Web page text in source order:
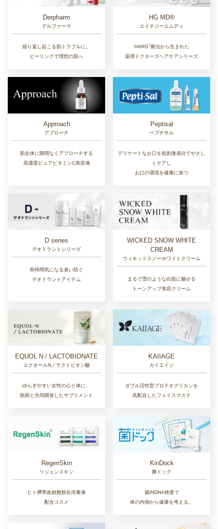
Derpharm
デルファーマ
繰り返し起こる肌トラブルに。
ピーリングで理想の肌へ
HG MD®
エイチジーエムディ
HARG®︎療法から生まれた
薬用ドクターズヘアケアシリーズ
Approach
アプローチ
肌全体に隙間なくアプローチする
高濃度ピュアビタミンC美容液
Peptisal
ペプチサル
デリケートなお口を低刺激成分でやさし
くケアし
お口の環境を健康に保つ
D series
デオドラントシリーズ
長時間気になる臭い防ぐ
デオドラントアイテム
WICKED SNOW WHITE
CREAM
ウィキッドスノーホワイトクリーム
まるで雪のような白肌に魅せる
トーンアップ美容クリーム
EQUOL N / LACTOBIONATE
エクオールN／ラクトビオン酸
ゆらぎやすい女性の心と体に、
医師と共同開発したサプリメント
KAIIAGE
カイエイジ
ダブル活性型プロテオグリカンを
高配合したフェイスマスク
RegenSkin
リジェンスキン
ヒト臍帯血細胞順化培養液
配合コスメ
KinDock
菌ドック
腸内DNA検査で
体の内側から健康を考える。